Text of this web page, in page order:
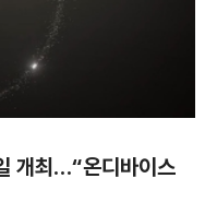
개최…“온디바이스